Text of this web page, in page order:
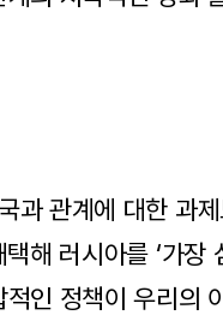
과 관계에 대한 과
해 러시아를 ‘가장
인 정책이 우리의